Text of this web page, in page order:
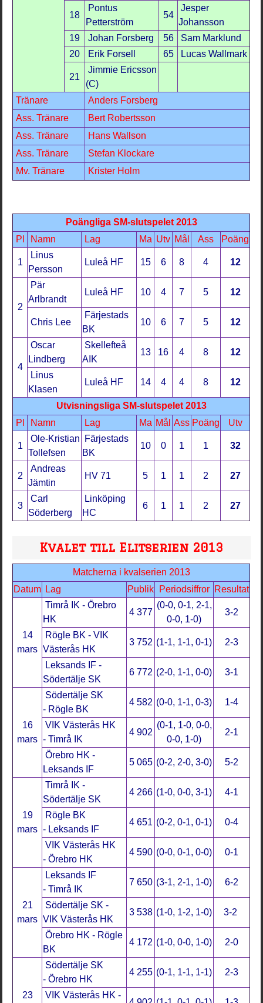
18
Pontus
Petterström
54
Jesper
Johansson
19
Johan Forsberg 56
Sam Marklund
20
Erik Forsell 65 Lucas Wallmark
21
Jimmie Ericsson
(C)
Tränare
Anders Forsberg
Ass. Tränare
Bert Robertsson
Ass. Tränare
Hans Wallson
Ass. Tränare
Stefan Klockare
Mv. Tränare
Krister Holm
Poängliga SM-slutspelet 2013
Pl
Namn Lag Ma Utv Mål Ass Poäng
1
Linus
Persson
Luleå HF 15 6 8 4 12
2
Pär
Arlbrandt
Luleå HF 10 4 7 5 12
Chris Lee
Färjestads
BK
10 6 7 5 12
4
Oscar
Lindberg
Skellefteå
AIK
13 16 4 8 12
Linus
Klasen
Luleå HF 14 4 4 8 12
Utvisningsliga SM-slutspelet 2013
Pl
Namn Lag Ma Mål Ass Poäng Utv
1
Ole-Kristian
Tollefsen
Färjestads
BK
10 0 1 1 32
2
Andreas
Jämtin
HV 71 5 1 1 2 27
3
Carl
Söderberg
Linköping
HC
6 1 1 2 27
Kvalet till Elitserien 2013
Matcherna i kvalserien 2013
Datum Lag Publik Periodsiffror Resultat
14
mars
Timrå IK - Örebro
HK
4 377
(0-0, 0-1, 2-1,
0-0, 1-0)
3-2
Rögle BK - VIK
Västerås HK
3 752 (1-1, 1-1, 0-1) 2-3
Leksands IF -
Södertälje SK
6 772 (2-0, 1-1, 0-0) 3-1
16
mars
Södertälje SK
- Rögle BK
4 582 (0-0, 1-1, 0-3) 1-4
VIK Västerås HK
- Timrå IK
4 902
(0-1, 1-0, 0-0,
0-0, 1-0)
2-1
Örebro HK -
Leksands IF
5 065 (0-2, 2-0, 3-0) 5-2
19
mars
Timrå IK -
Södertälje SK
4 266 (1-0, 0-0, 3-1) 4-1
Rögle BK
- Leksands IF
4 651 (0-2, 0-1, 0-1) 0-4
VIK Västerås HK
- Örebro HK
4 590 (0-0, 0-1, 0-0) 0-1
21
mars
Leksands IF
- Timrå IK
7 650 (3-1, 2-1, 1-0) 6-2
Södertälje SK -
VIK Västerås HK
3 538 (1-0, 1-2, 1-0) 3-2
Örebro HK - Rögle
BK
4 172 (1-0, 0-0, 1-0) 2-0
23
Södertälje SK
- Örebro HK
4 255 (0-1, 1-1, 1-1) 2-3
VIK Västerås HK -